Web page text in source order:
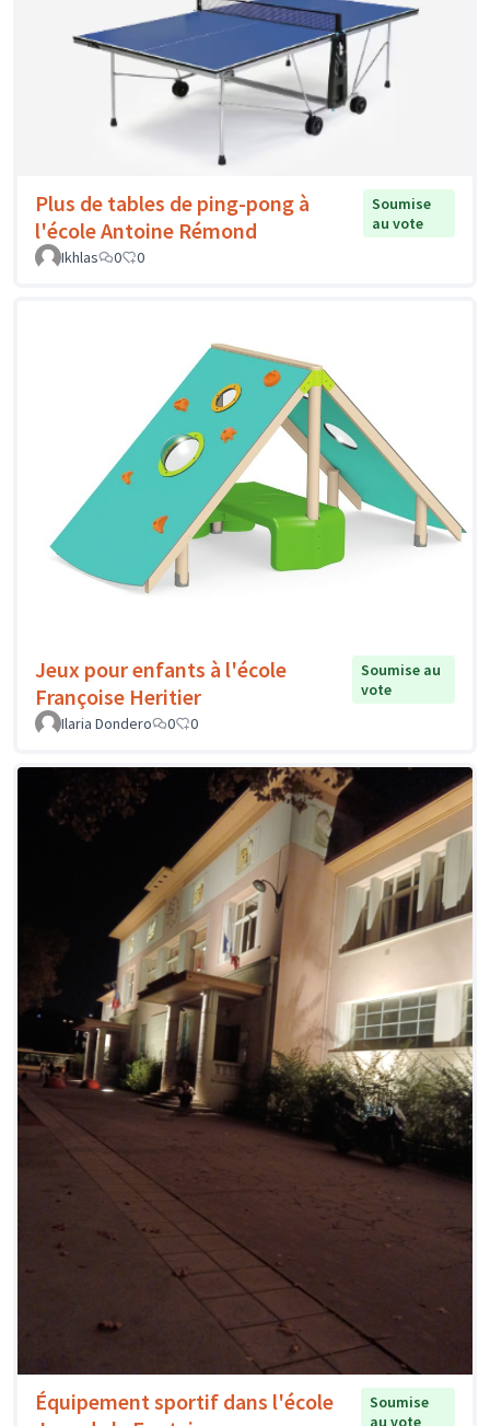
Plus de tables de ping-pong à
l'école Antoine Rémond
Soumise
au vote
Ikhlas
0 0
Jeux pour enfants à l'école
Françoise Heritier
Soumise au
vote
Ilaria Dondero
0 0
Équipement sportif dans l'école
Soumise
au vote